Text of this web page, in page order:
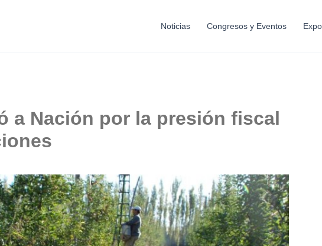
Noticias Congresos y Eventos
a Nación por la presión fiscal